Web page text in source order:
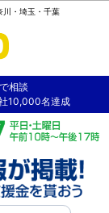
川・埼玉・千葉
相談
10,000名達成